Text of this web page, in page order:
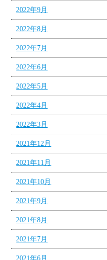
2022年9月
2022年8月
2022年7月
2022年6月
2022年5月
2022年4月
2022年3月
2021年12月
2021年11月
2021年10月
2021年9月
2021年8月
2021年7月
2021年6月